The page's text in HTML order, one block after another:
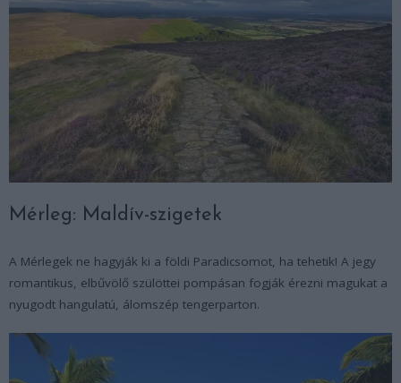
Mérleg: Maldív-szigetek
A Mérlegek ne hagyják ki a földi Paradicsomot, ha tehetik! A jegy
romantikus, elbűvölő szülöttei pompásan fogják érezni magukat a
nyugodt hangulatú, álomszép tengerparton.